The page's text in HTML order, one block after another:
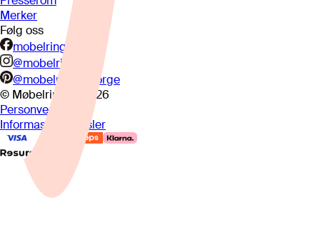
Merker
Følg oss
mobelringen.no
@mobelringen
@mobelringennorge
© Møbelringen
2026
Personvern
Informasjonskapsler